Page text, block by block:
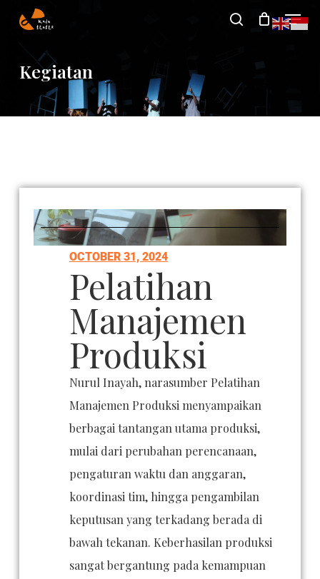
contentKegiatan
OCTOBER 31, 2024
Pelatihan
Manajemen
Produksi
Nurul Inayah, narasumber Pelatihan
Manajemen Produksi menyampaikan
berbagai tantangan utama produksi,
mulai dari perubahan perencanaan,
pengaturan waktu dan anggaran,
koordinasi tim, hingga pengambilan
keputusan yang terkadang berada di
bawah tekanan. Keberhasilan produksi
sangat bergantung pada kemampuan